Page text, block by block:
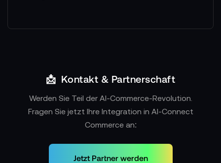
📩 Kontakt & Partnerschaft
Werden Sie Teil der AI-Commerce-Revolution.
Fragen Sie jetzt Ihre Integration in AI-Connect
Commerce an:
Jetzt Partner werden